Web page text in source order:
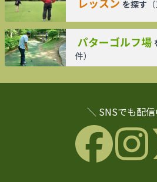
レッスン を探す （
パターゴルフ場
件）
＼ SNSでも配